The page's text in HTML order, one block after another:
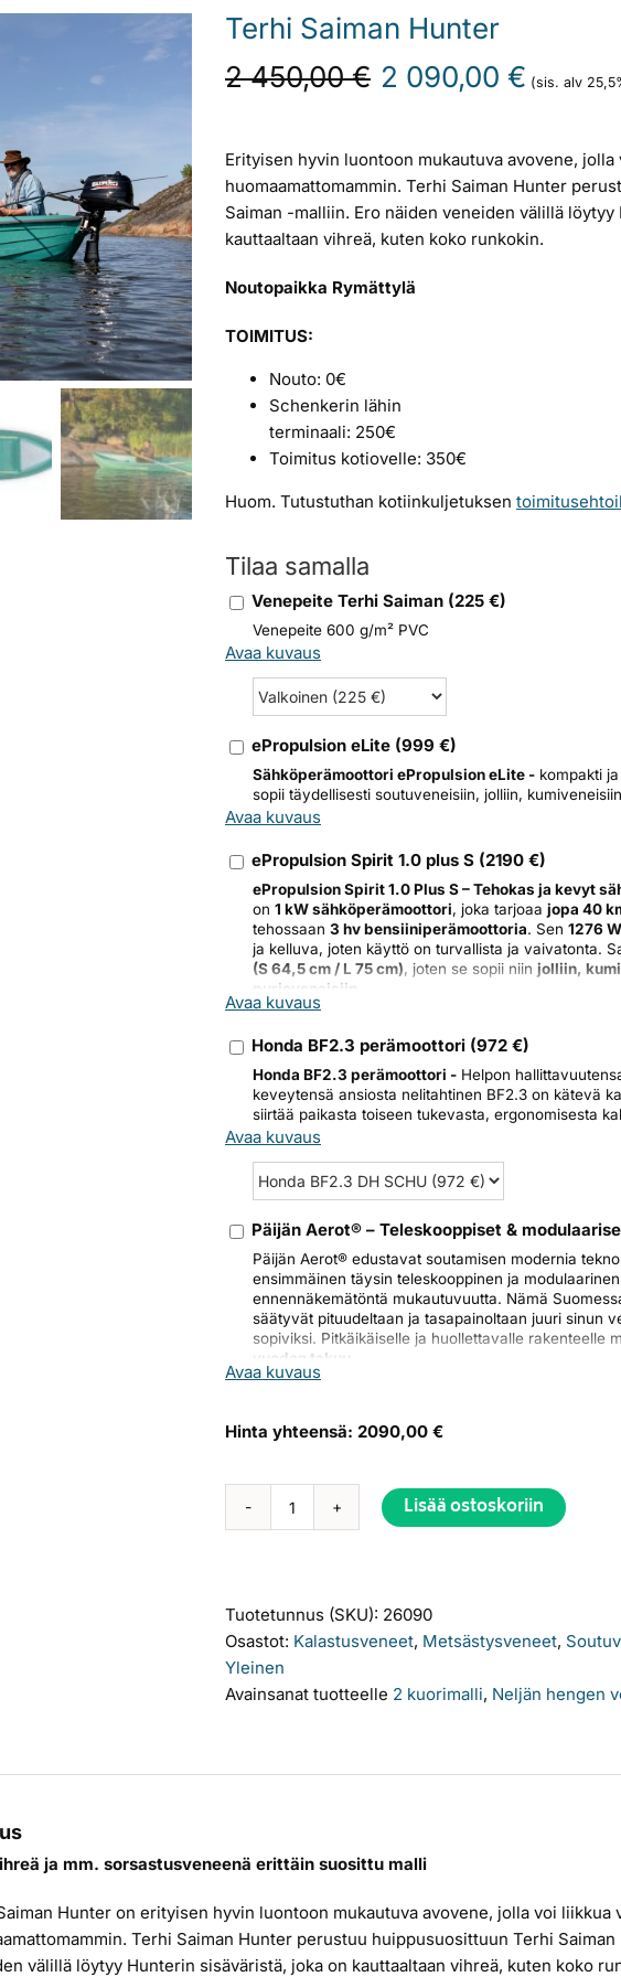
Terhi Saiman Hunter
2 450,00€ Alkuperäinen
hinta
450,00 €.
2 090,00 € hinta
090,00 €.
(sis. alv
Erityisen hyvin luontoon mukautuva avovene,
huomaamattomammin. Terhi Saiman Hunter
Saiman -malliin. Ero näiden veneiden välillä
kauttaaltaan vihreä, kuten koko runkokin.
Noutopaikka Rymättylä
TOIMITUS:
Nouto: 0€
Schenkerin lähin
terminaali: 250€
Toimitus kotiovelle: 350€
Huom. Tutustuthan kotiinkuljetuksen
Tilaa samalla
Venepeite Terhi Saiman (225 €)
Venepeite 600 g/m² PVC
Avaa kuvaus
ePropulsion eLite (999 €)
Sähköperämoottori ePropulsion eLite - kompakti
sopii täydellisesti soutuveneisiin, jolliin,
Avaa kuvaus
ePropulsion Spirit 1.0 plus S (2190 €)
ePropulsion Spirit 1.0 Plus S – Tehokas ja kevyt
on 1 kW sähköperämoottori, joka tarjoaa jopa 40
tehossaan 3 hv bensiiniperämoottoria. Sen 1276
ja kelluva, joten käyttö on turvallista ja vaivatonta.
(S 64,5 cm / L 75 cm), joten se sopii niin jolliin,
purjeveneisiin
Kevyt ja helposti kuljetettava (8,7 kg)
Portaaton kaasun säätö ja turvallinen
Tilaa nyt ja nauti hiljaisesta, tehokkaasta ja
Vastaan mielellään kysymyksiisi, joten otahan
Avaa kuvaus
Honda BF2.3 perämoottori (972 €)
Honda BF2.3 perämoottori - Helpon
keveytensä ansiosta nelitahtinen BF2.3 on kätevä
siirtää paikasta toiseen tukevasta, ergonomisesta
Avaa kuvaus
Päijän Aerot® – Teleskooppiset &
Päijän Aerot® edustavat soutamisen modernia
ensimmäinen täysin teleskooppinen ja
ennennäkemätöntä mukautuvuutta. Nämä
säätyvät pituudeltaan ja tasapainoltaan juuri sinun
sopiviksi. Pitkäikäiselle ja huollettavalle rakenteelle
vuoden takuu
Avaa kuvaus
Hinta yhteensä: 2090,00 €
Terhi
Lisää ostoskoriin
Alternative:
Tuotetunnus (SKU): 26090
Osastot: Kalastusveneet, Metsästysveneet,
Yleinen
Avainsanat tuotteelle 2 kuorimalli, Neljän hengen
ja mm. sorsastusveneenä erittäin suosittu malli
Hunter on erityisen hyvin luontoon mukautuva avovene, jolla voi liikkua
Terhi Saiman Hunter perustuu huippusuosittuun Terhi
välillä löytyy Hunterin sisäväristä, joka on kauttaaltaan vihreä, kuten koko